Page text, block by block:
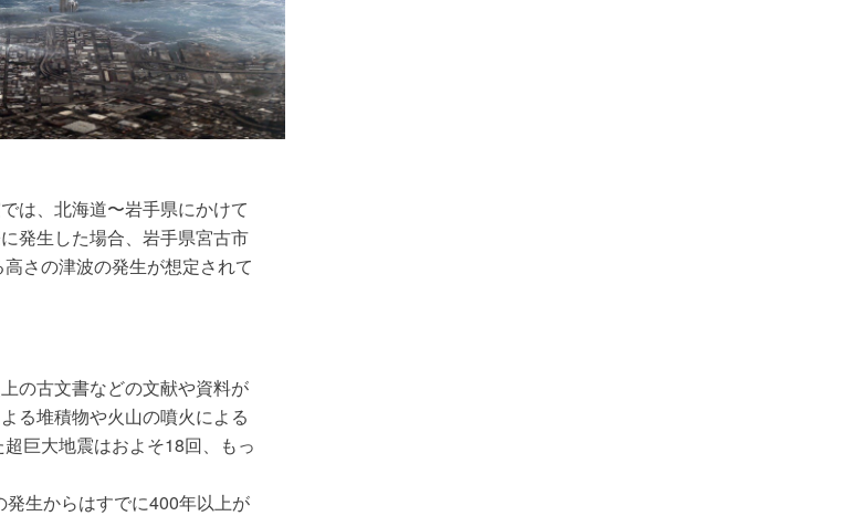
は、北海道〜岩手県にかけて
発生した場合、岩手県宮古市
さの津波の発生が想定されて
の古文書などの文献や資料が
る堆積物や火山の噴火による
巨大地震はおよそ18回、もっ
生からはすでに400年以上が